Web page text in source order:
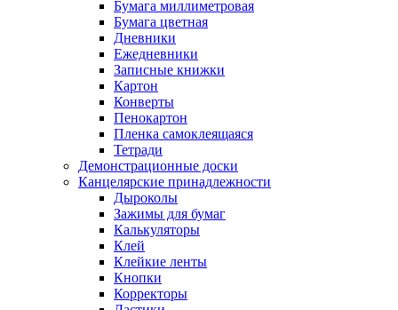
Бумага миллиметровая
Бумага цветная
Дневники
Ежедневники
Записные книжки
Картон
Конверты
Пенокартон
Пленка самоклеящаяся
Тетради
Демонстрационные доски
Канцелярские принадлежности
Дыроколы
Зажимы для бумаг
Калькуляторы
Клей
Клейкие ленты
Кнопки
Корректоры